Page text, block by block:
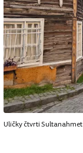
Uličky čtvrti Sultanahmet